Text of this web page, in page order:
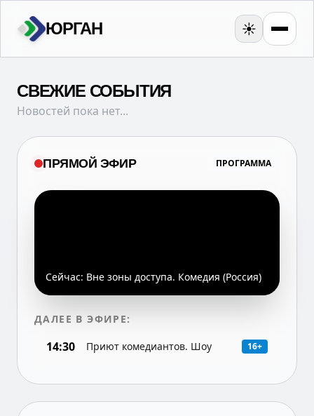
ЮРГАН ☀️
СВЕЖИЕ СОБЫТИЯ
Новостей пока нет...
ПРЯМОЙ ЭФИР ПРОГРАММА
Сейчас: Вне зоны доступа. Комедия (Россия)
ДАЛЕЕ В ЭФИРЕ:
14:30 Приют комедиантов. Шоу 16+
Хоккей